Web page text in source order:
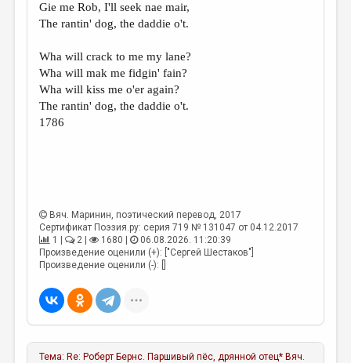
Gie me Rob, I'll seek nae mair,
The rantin' dog, the daddie o't.
Wha will crack to me my lane?
Wha will mak me fidgin' fain?
Wha will kiss me o'er again?
The rantin' dog, the daddie o't.
1786
Вяч. Маринин, поэтический перевод, 2017
Сертификат Поэзия.ру: серия 719 № 131047 от 04.12.2017
1 |
2 | 1680 |
06.08.2026. 11:20:39
Произведение оценили (+): ["Сергей Шестаков"]
Произведение оценили (-): []
Тема: Re: Роберт Бернс. Паршивый пёс, дрянной отец* Вяч.